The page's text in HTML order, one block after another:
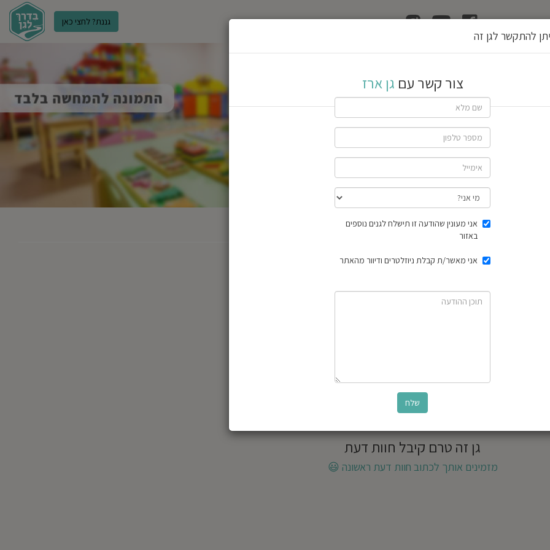
גננת? לחצי כאן
הוצאת רשיון גן
חוות דעת
גן זה טרם קיבל חוות דעת
מזמינים אותך לכתוב חוות דעת ראשונה 😃
להתקשר לגן זה
צור קשר עם גן ארז
אני מעונין שהודעה זו תישלח לגנים נוספים
באזור
אני מאשר/ת קבלת ניוזלטרים ודיוור מהאתר